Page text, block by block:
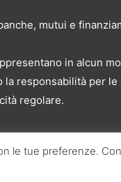
mutui e
in alcun
responsabilità per
regolare.
le tue preferenze.